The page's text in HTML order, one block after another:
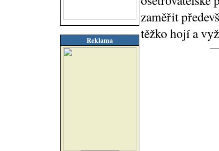
Reklama
zaměřit
těžko hojí a